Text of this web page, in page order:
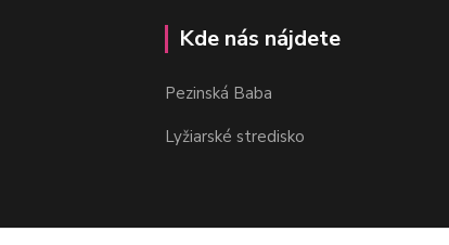
Kde nás nájdete
Pezinská Baba
Lyžiarské stredisko